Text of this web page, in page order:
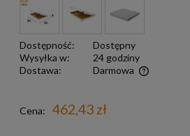
Dostępność:
Dostępny
Wysyłka w:
24 godziny
Dostawa:
Darmowa
Cena: 462,43 zł